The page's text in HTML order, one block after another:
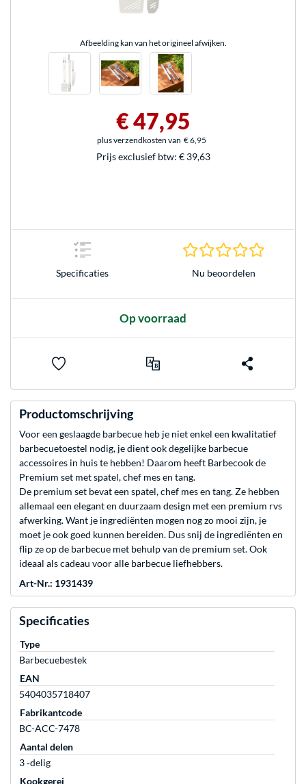
Afbeelding kan van het origineel afwijken.
€ 47,95
plus verzendkosten van € 6,95
Prijs exclusief btw: € 39,63
Specificaties Nu beoordelen
Op voorraad
Productomschrijving
Voor een geslaagde barbecue heb je niet enkel een kwalitatief
barbecuetoestel nodig, je dient ook degelijke barbecue
accessoires in huis te hebben! Daarom heeft Barbecook de
Premium set met spatel, chef mes en tang.
De premium set bevat een spatel, chef mes en tang. Ze hebben
allemaal een elegant en duurzaam design met een premium rvs
afwerking. Want je ingrediënten mogen nog zo mooi zijn, je
moet je ook goed kunnen bereiden. Dus snij de ingrediënten en
flip ze op de barbecue met behulp van de premium set. Ook
ideaal als cadeau voor alle barbecue liefhebbers.
Art-Nr.: 1931439
Specificaties
Type
Barbecuebestek
EAN
5404035718407
Fabrikantcode
BC-ACC-7478
Aantal delen
3 ‐delig
Kookgerei